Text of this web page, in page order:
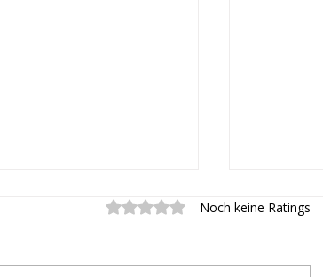
Mit 0 von 5 Sternen bewertet.
Noch keine Ratings